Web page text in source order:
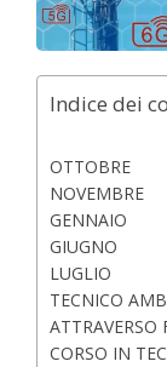
Indice dei
OTTOBRE
NOVEMBRE
GENNAIO
GIUGNO
LUGLIO
TECNICO
ATTRAVERSO
CORSO IN